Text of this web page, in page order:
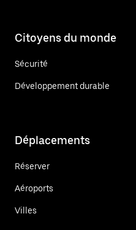
Citoyens du monde
Sécurité
Développement durable
Déplacements
Réserver
Aéroports
Villes